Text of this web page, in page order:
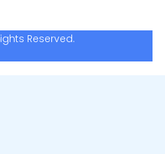
Reserved.